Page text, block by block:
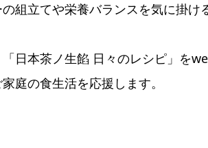
組立てや栄養バランスを気に掛け
日本茶ノ生餡 日々のレシピ」を
庭の食生活を応援します。